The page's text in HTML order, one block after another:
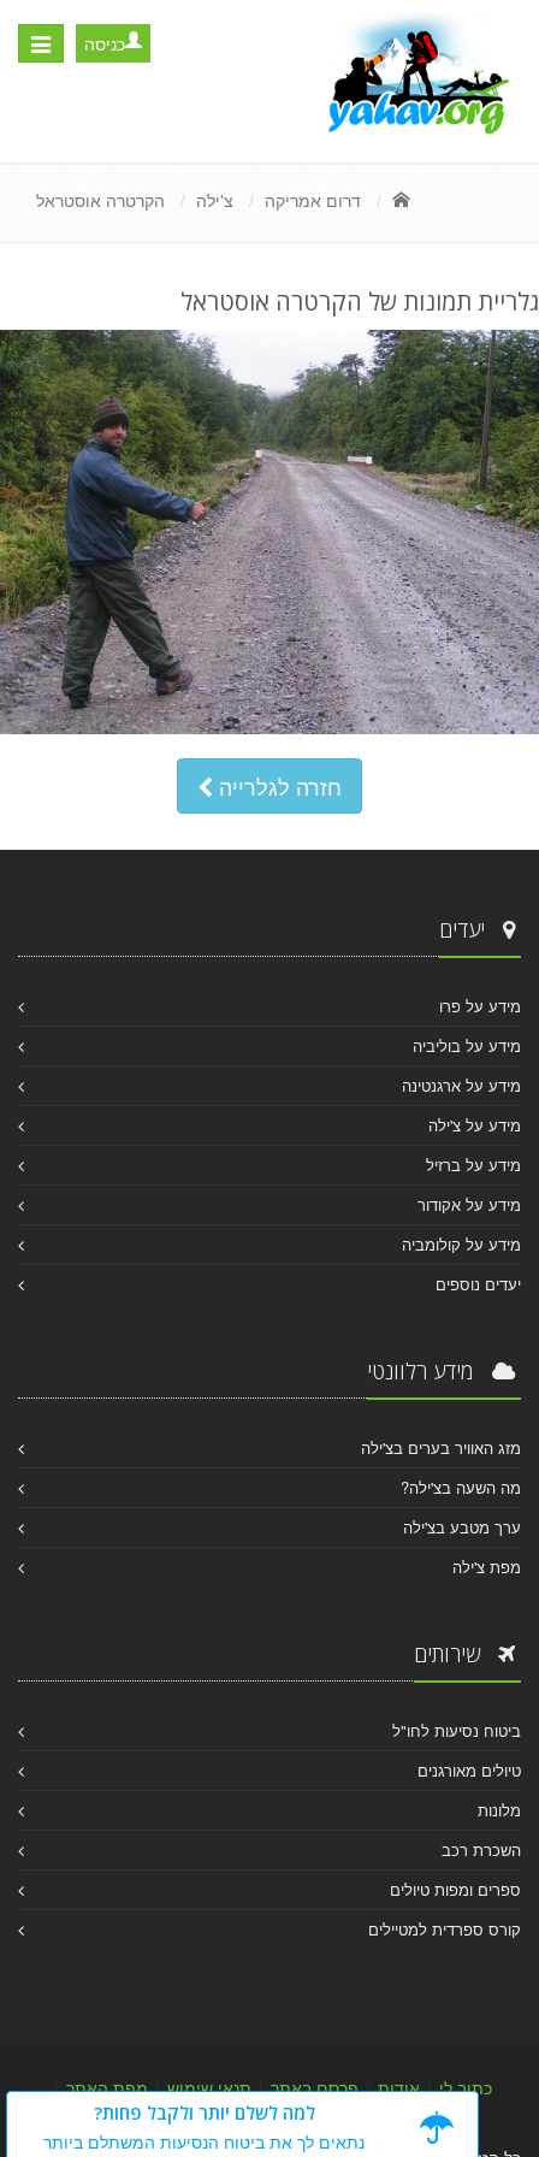
Toggle
כניסה
דרום אמריקה צ'ילה הקרטרה אוסטראל
גלריית תמונות של הקרטרה אוסטראל
חזרה לגלרייה
יעדים
מידע על פרו
מידע על בוליביה
מידע על ארגנטינה
מידע על צ'ילה
מידע על ברזיל
מידע על אקודור
מידע על קולומביה
יעדים נוספים
מידע רלוונטי
מזג האוויר בערים בצ'ילה
מה השעה בצ'ילה?
ערך מטבע בצ'ילה
מפת צ'ילה
שירותים
ביטוח נסיעות לחו"ל
טיולים מאורגנים
מלונות
השכרת רכב
ספרים ומפות טיולים
קורס ספרדית למטיילים
כתוב לי|אודות|פרסם באתר|תנאי שימוש|מפת האתר|
מפת אלבום|מפת מאמרי מידע
למה לשלם יותר ולקבל פחות?
נתאים לך את ביטוח הנסיעות המשתלם ביותר